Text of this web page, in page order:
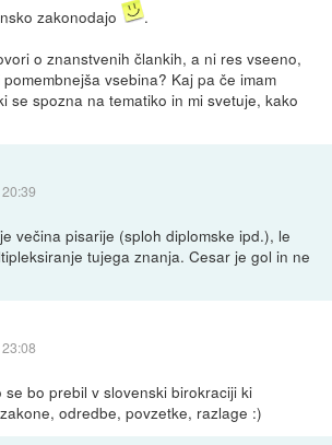
zakonodajo
.
o znanstvenih člankih, a ni res vseeno,
vsebina? Kaj pa če imam
se spozna na tematiko in mi svetuje, kako
večina pisarije (sploh diplomske ipd.), le
tujega znanja. Cesar je gol in ne
se bo prebil v slovenski birokraciji ki
odredbe, povzetke, razlage :)